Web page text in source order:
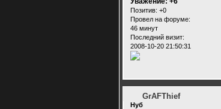
Позитив: +0
Провел на форуме:
46 минут
Последний визит:
2008-10-20 21:50:31
GrAFThief
Нуб